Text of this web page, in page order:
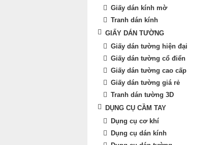
Giấy dán kính mờ
Tranh dán kính
GIẤY DÁN TƯỜNG
Giấy dán tường hiện đại
Giấy dán tường cổ điển
Giấy dán tường cao cấp
Giấy dán tường giá rẻ
Tranh dán tường 3D
DỤNG CỤ CẦM TAY
Dụng cụ cơ khí
Dụng cụ dán kính